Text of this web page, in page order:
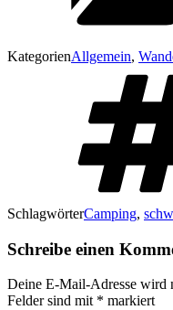
KategorienAllgemein,
SchlagwörterCamping,
Schreibe einen
Deine E-Mail-Adresse wird
Felder sind mit * markiert